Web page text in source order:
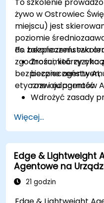
żywo w Ostrowiec
miejscu) jest
poziomie
ds. bezpieczeństwa
zgodności, którzy
bezpieczne agenty
etyczne i odporność.
Po zakończeniu
Zrozumieć ryzyka
rozwoju agentów
Wdrożyć zasady
modelach AI.
Stosować
zapobiegać
Zapewnić
i standardami
Więcej...
Edge & Lightweight
Agentowe na
Wykorzystaniem
21 godzin